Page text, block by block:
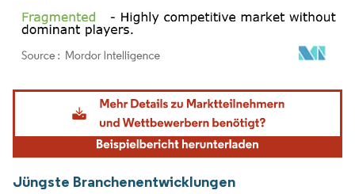
Bild © Mordor Intelligence. Wiederverwendung erfordert Namensnennung gemäß
Jüngste Branchenentwicklungen